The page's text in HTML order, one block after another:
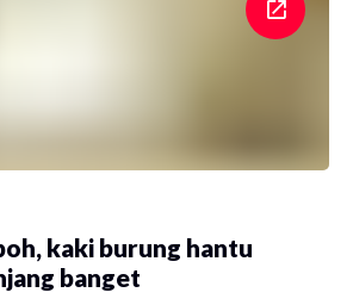
kaki burung hantu
banget